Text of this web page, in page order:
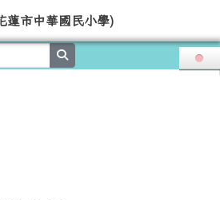
花蓮縣花蓮市中華
蓮市中華國民小學)